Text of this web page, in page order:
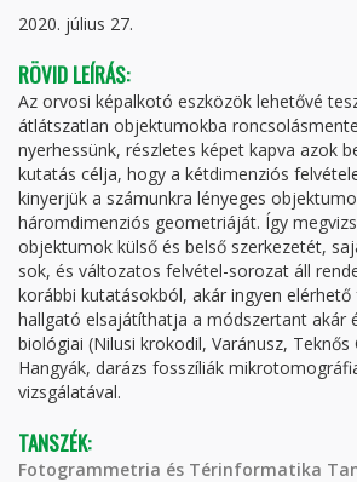
2020. július 27.
RÖVID LEÍRÁS:
Az orvosi képalkotó eszközök lehetővé
átlátszatlan objektumokba
nyerhessünk, részletes képet kapva azok
kutatás célja, hogy a kétdimenziós
kinyerjük a számunkra lényeges
háromdimenziós geometriáját. Így
objektumok külső és belső szerkezetét,
sok, és változatos felvétel-sorozat áll
korábbi kutatásokból, akár ingyen
hallgató elsajátíthatja a módszertant akár
biológiai (Nilusi krokodil, Varánusz, Teknős
Hangyák, darázs fosszíliák
vizsgálatával.
TANSZÉK:
Fotogrammetria és Térinformatika